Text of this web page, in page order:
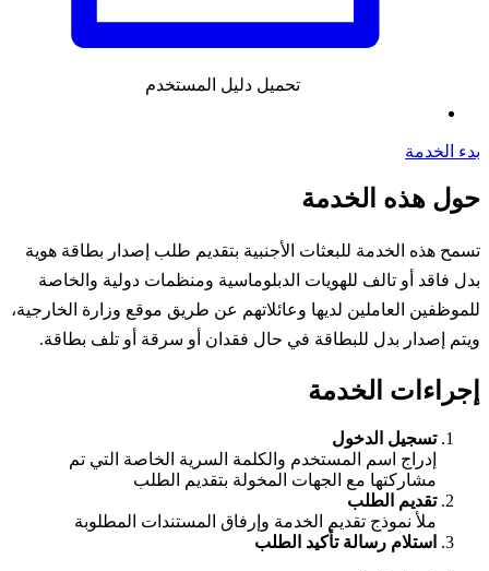
تحميل دليل المستخدم
بدء الخدمة
حول هذه الخدمة
تسمح هذه الخدمة للبعثات الأجنبية بتقديم طلب إصدار بطاقة هوية
بدل فاقد أو تالف للهويات الدبلوماسية ومنظمات دولية والخاصة
للموظفين العاملين لديها وعائلاتهم عن طريق موقع وزارة الخارجية،
ويتم إصدار بدل للبطاقة في حال فقدان أو سرقة أو تلف بطاقة.
إجراءات الخدمة
تسجيل الدخول
إدراج اسم المستخدم والكلمة السرية الخاصة التي تم
مشاركتها مع الجهات المخولة بتقديم الطلب
تقديم الطلب
ملأ نموذج تقديم الخدمة وإرفاق المستندات المطلوبة
استلام رسالة تأكيد الطلب